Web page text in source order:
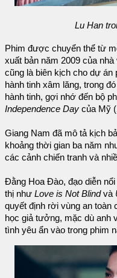
Lu Han
Phim được chuyển thể từ
xuất bản năm 2009 của
cũng là biên kịch cho dự án
hành tinh xâm lăng, trong
hành tinh, gợi nhớ đến bộ
Independence Day của Mỹ
Giang Nam đã mô tả kịch
khoảng thời gian ba năm
các cảnh chiến tranh và
Đằng Hoa Đào, đạo diễn
thị như Love is Not Blindvà
quyết định rời vùng an
học giả tưởng, mặc dù anh
tình yêu ẩn vào trong phim